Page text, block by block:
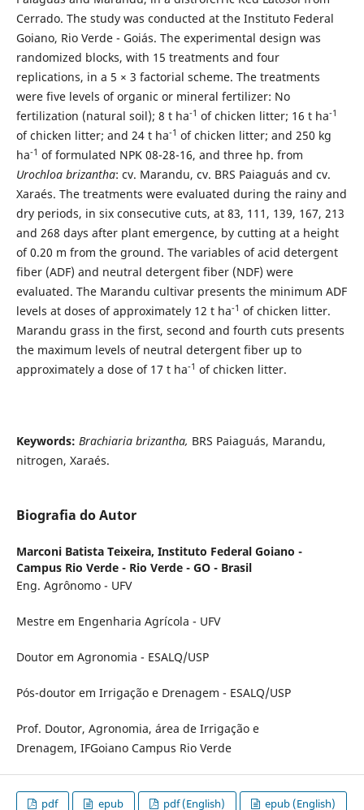
Cerrado. The study was conducted at the Instituto Federal
Goiano, Rio Verde - Goiás. The experimental design was
randomized blocks, with 15 treatments and four
replications, in a 5 × 3 factorial scheme. The treatments
were five levels of organic or mineral fertilizer: No
fertilization (natural soil); 8 t ha-1 of chicken litter; 16 t ha-1
of chicken litter; and 24 t ha-1 of chicken litter; and 250 kg
ha-1 of formulated NPK 08-28-16, and three hp. from
Urochloa brizantha: cv. Marandu, cv. BRS Paiaguás and cv.
Xaraés. The treatments were evaluated during the rainy and
dry periods, in six consecutive cuts, at 83, 111, 139, 167, 213
and 268 days after plant emergence, by cutting at a height
of 0.20 m from the ground. The variables of acid detergent
fiber (ADF) and neutral detergent fiber (NDF) were
evaluated. The Marandu cultivar presents the minimum ADF
levels at doses of approximately 12 t ha-1 of chicken litter.
Marandu grass in the first, second and fourth cuts presents
the maximum levels of neutral detergent fiber up to
approximately a dose of 17 t ha-1 of chicken litter.
Keywords: Brachiaria brizantha, BRS Paiaguás, Marandu,
nitrogen, Xaraés.
Biografia do Autor
Marconi Batista Teixeira, Instituto Federal Goiano -
Campus Rio Verde - Rio Verde - GO - Brasil
Eng. Agrônomo - UFV
Mestre em Engenharia Agrícola - UFV
Doutor em Agronomia - ESALQ/USP
Pós-doutor em Irrigação e Drenagem - ESALQ/USP
Prof. Doutor, Agronomia, área de Irrigação e
Drenagem, IFGoiano Campus Rio Verde
pdf epub pdf (English) epub (English)